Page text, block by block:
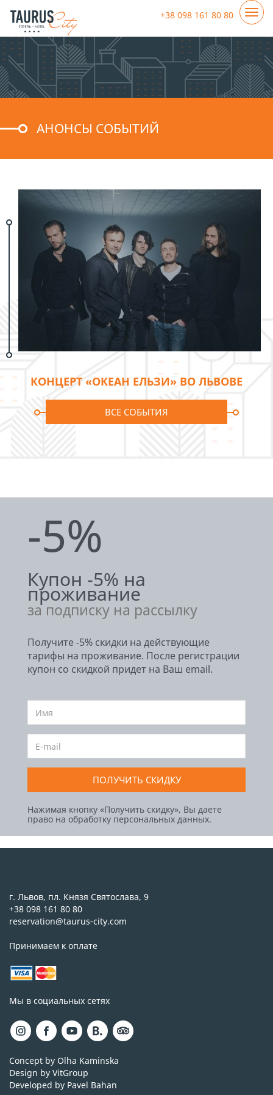
+38 098 161 80 80
АНОНСЫ СОБЫТИЙ
КОНЦЕРТ «ОКЕАН ЕЛЬЗИ» ВО ЛЬВОВЕ
ВСЕ СОБЫТИЯ
-5%
Купон -5% на
проживание
за подписку на рассылку
Получите -5% скидки на действующие
тарифы на проживание. После регистрации
купон со скидкой придет на Ваш email.
ПОЛУЧИТЬ СКИДКУ
Нажимая кнопку «Получить скидку», Вы даете
право на обработку персональных данных.
г. Львов, пл. Князя Святослава, 9
+38 098 161 80 80
reservation@taurus-city.com
Принимаем к оплате
Мы в социальных сетях
Concept by Olha Kaminska
Design by VitGroup
Developed by Pavel Bahan